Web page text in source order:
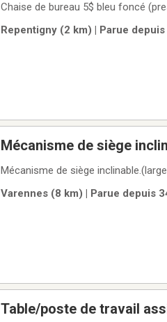
Chaise de bureau 5$ bleu foncé
Repentigny (2 km) | Parue
Mécanisme de siège
Mécanisme de siège
Varennes (8 km) | Parue depuis
Table/poste de travail